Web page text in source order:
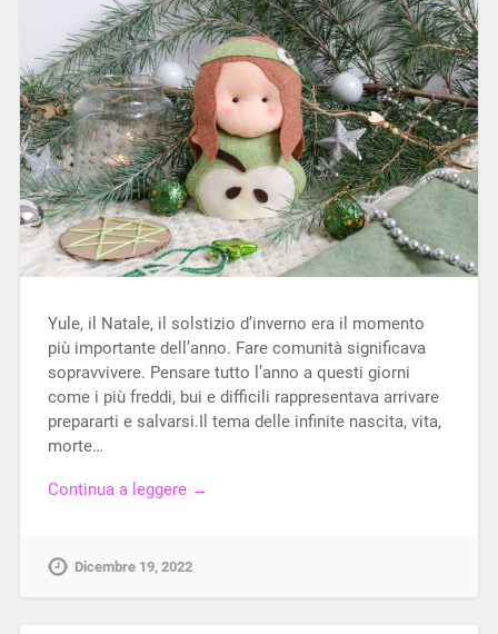
Yule, il Natale, il solstizio d’inverno era il momento
più importante dell’anno. Fare comunità significava
sopravvivere. Pensare tutto l’anno a questi giorni
come i più freddi, bui e difficili rappresentava arrivare
prepararti e salvarsi.Il tema delle infinite nascita, vita,
morte…
Continua a leggere →
Dicembre 19, 2022